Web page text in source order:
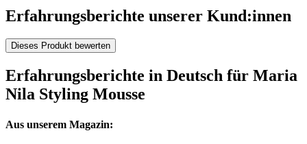
Erfahrungsberichte unserer Kund:innen
Dieses Produkt bewerten
Erfahrungsberichte in Deutsch für Maria
Nila Styling Mousse
Aus unserem Magazin: